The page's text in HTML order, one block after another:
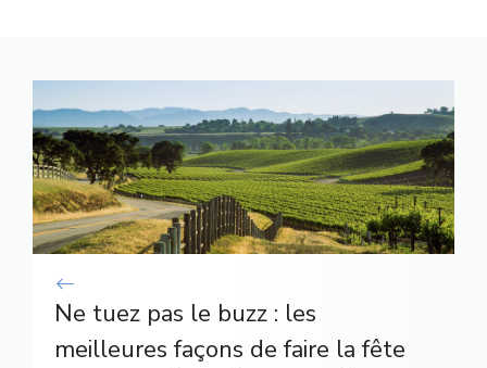
Ne tuez pas le buzz : les
meilleures façons de faire la fête